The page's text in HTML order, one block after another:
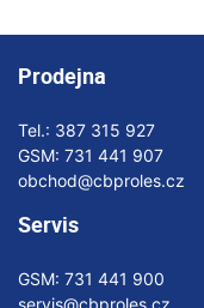
Prodejna
Tel.: 387 315 927
GSM: 731 441 907
obchod@cbproles.cz
Servis
GSM: 731 441 900
servis@cbproles.cz